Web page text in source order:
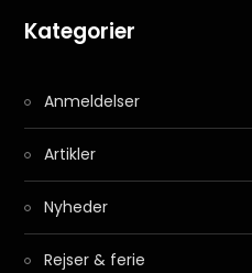
Kategorier
Anmeldelser
Artikler
Nyheder
Rejser & ferie